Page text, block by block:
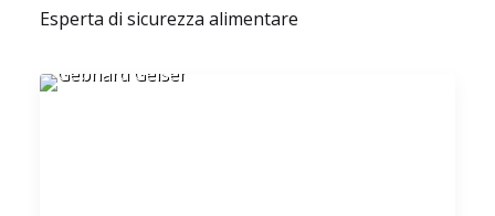
Esperta di sicurezza alimentare